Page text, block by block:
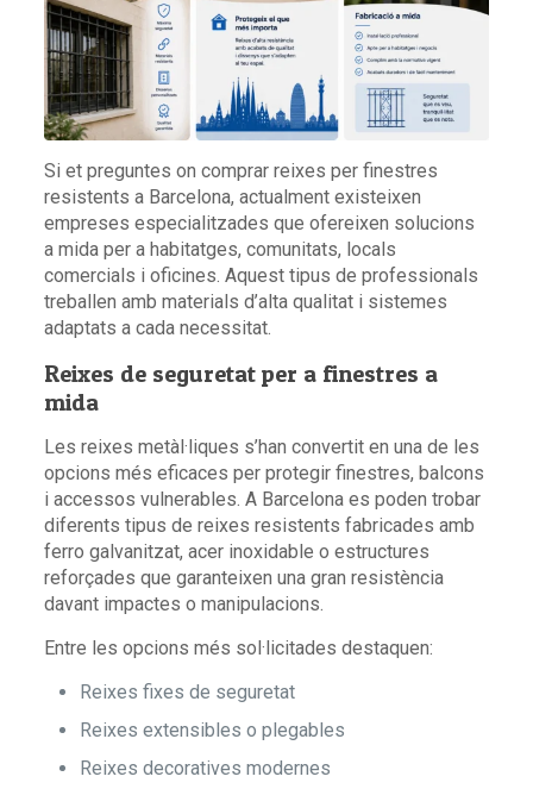
Si et preguntes on comprar reixes per finestres
resistents a Barcelona, actualment existeixen
empreses especialitzades que ofereixen solucions
a mida per a habitatges, comunitats, locals
comercials i oficines. Aquest tipus de professionals
treballen amb materials d’alta qualitat i sistemes
adaptats a cada necessitat.
Reixes de seguretat per a finestres a
mida
Les reixes metàl·liques s’han convertit en una de les
opcions més eficaces per protegir finestres, balcons
i accessos vulnerables. A Barcelona es poden trobar
diferents tipus de reixes resistents fabricades amb
ferro galvanitzat, acer inoxidable o estructures
reforçades que garanteixen una gran resistència
davant impactes o manipulacions.
Entre les opcions més sol·licitades destaquen:
Reixes fixes de seguretat
Reixes extensibles o plegables
Reixes decoratives modernes